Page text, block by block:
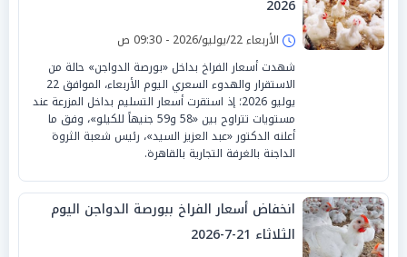
2026
الأربعاء 22/يوليو/2026 - 09:30 ص
شهدت أسعار الفراخ بداخل «بورصة الدواجن» حالة من
الاستقرار والهدوء السعري اليوم الأربعاء، الموافق 22
يوليو 2026؛ إذ استقرت أسعار التسليم بداخل المزرعة عند
مستويات تتراوح بين «58 و59 جنيهاً للكيلو»، وفق ما
أعلنه الدكتور «عبد العزيز السيد»، رئيس شعبة الثروة
الداجنة بالغرفة التجارية بالقاهرة.
انخفاض أسعار الفراخ ببورصة الدواجن اليوم
الثلاثاء 21-7-2026